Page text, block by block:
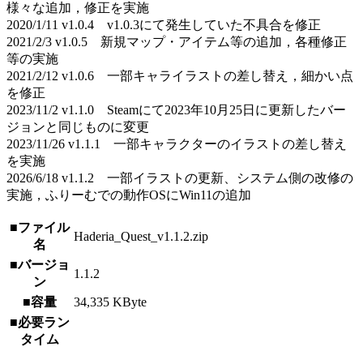
様々な追加，修正を実施
2020/1/11 v1.0.4 v1.0.3にて発生していた不具合を修正
2021/2/3 v1.0.5 新規マップ・アイテム等の追加，各種修正
等の実施
2021/2/12 v1.0.6 一部キャライラストの差し替え，細かい点
を修正
2023/11/2 v1.1.0 Steamにて2023年10月25日に更新したバー
ジョンと同じものに変更
2023/11/26 v1.1.1 一部キャラクターのイラストの差し替え
を実施
2026/6/18 v1.1.2 一部イラストの更新、システム側の改修の
実施，ふりーむでの動作OSにWin11の追加
■ファイル
名
Haderia_Quest_v1.1.2.zip
■バージョ
ン
1.1.2
■容量
34,335 KByte
■必要ラン
タイム